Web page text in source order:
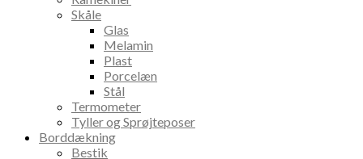
Skåle
Glas
Melamin
Plast
Porcelæn
Stål
Termometer
Tyller og Sprøjteposer
Borddækning
Bestik